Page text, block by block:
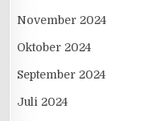
November 2024
Oktober 2024
September 2024
Juli 2024